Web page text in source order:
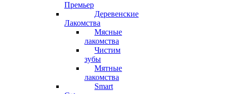
Премьер
Деревенские
Лакомства
Мясные
лакомства
Чистим
зубы
Мятные
лакомства
Smart